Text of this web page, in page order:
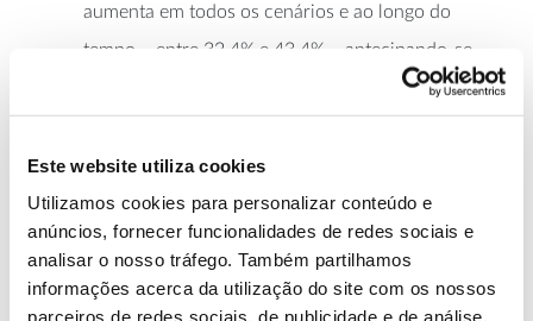
Este website utiliza cookies
Utilizamos cookies para personalizar conteúdo e
anúncios, fornecer funcionalidades de redes sociais e
analisar o nosso tráfego. Também partilhamos
informações acerca da utilização do site com os nossos
parceiros de redes sociais, de publicidade e de análise,
aumenta em todos os cenários e ao longo do
tempo – entre 32,4% e 43,4% – antecipando-se,
assim, que o sobreiro possa expandir-se, tanto
atingir os Pirenéus. As áreas que perdem aptidão
para o sobreiro são mínimas, entre 0,3% e 1%, e
estão confinadas ao sul da Península Ibérica. As
áreas de distribuição que ganhará – para norte e
para zonas elevadas – promovem ainda um